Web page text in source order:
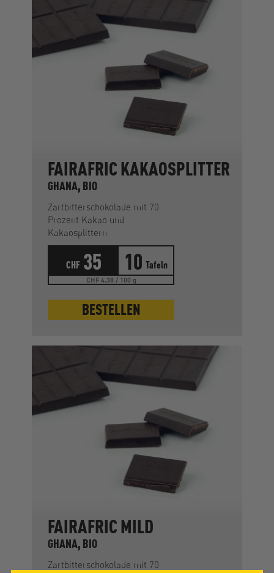
FAIRAFRIC KAKAOSPLITTER
GHANA, BIO
Zartbitterschokolade mit 70
Prozent Kakao und
Kakaosplittern
CHF 35 10 Tafeln
CHF 4.38 / 100 g
BESTELLEN
FAIRAFRIC MILD
GHANA, BIO
Zartbitterschokolade mit 70